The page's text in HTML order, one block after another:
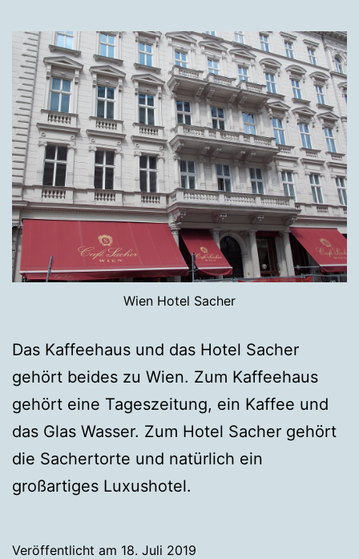
Wien Hotel Sacher
Das Kaffeehaus und das Hotel Sacher
gehört beides zu Wien. Zum Kaffeehaus
gehört eine Tageszeitung, ein Kaffee und
das Glas Wasser. Zum Hotel Sacher gehört
die Sachertorte und natürlich ein
großartiges Luxushotel.
Veröffentlicht am 18. Juli 2019